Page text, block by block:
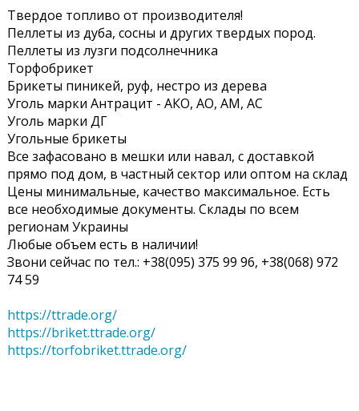
Твердое топливо от производителя!
Пеллеты из дуба, сосны и других твердых пород.
Пеллеты из лузги подсолнечника
Торфобрикет
Брикеты пиникей, руф, нестро из дерева
Уголь марки Антрацит - АКО, АО, АМ, АС
Уголь марки ДГ
Угольные брикеты
Все зафасовано в мешки или навал, с доставкой
прямо под дом, в частный сектор или оптом на склад
Цены минимальные, качество максимальное. Есть
все необходимые документы. Склады по всем
регионам Украины
Любые объем есть в наличии!
Звони сейчас по тел.: +38(095) 375 99 96, +38(068) 972
74 59
https://ttrade.org/
https://briket.ttrade.org/
https://torfobriket.ttrade.org/